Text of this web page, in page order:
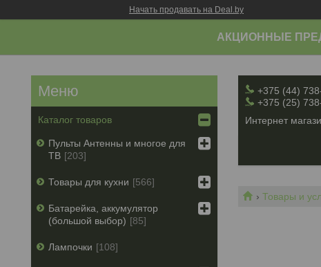
Начать продавать на Deal.by
АКЦИОННЫЕ
+375 (44)
+375 (25)
Интернет
Товары и
Каталог товаров
Пульты Антенны и многое для
ТВ
203
Товары для кухни 566
Батарейка, аккумулятор
(большой выбор)
85
Лампочки 108